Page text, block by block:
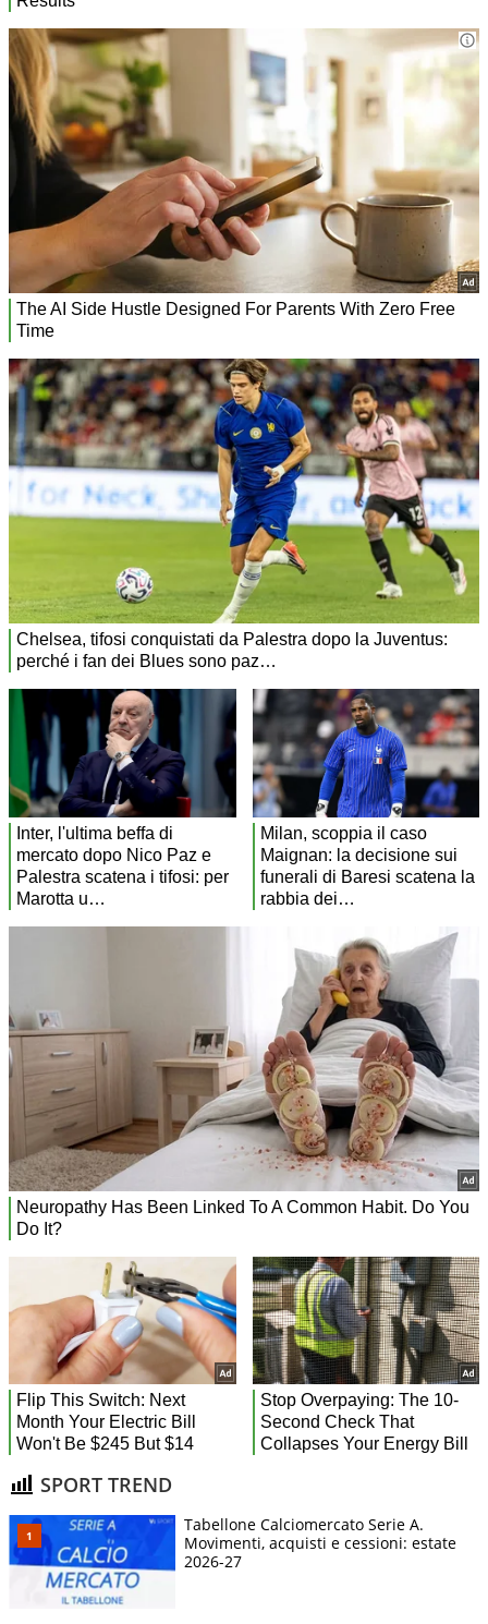
SPORT TREND
Tabellone Calciomercato Serie A.
Movimenti, acquisti e cessioni: estate
2026-27